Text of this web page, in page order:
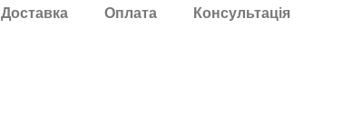
Доставка Оплата Консультація